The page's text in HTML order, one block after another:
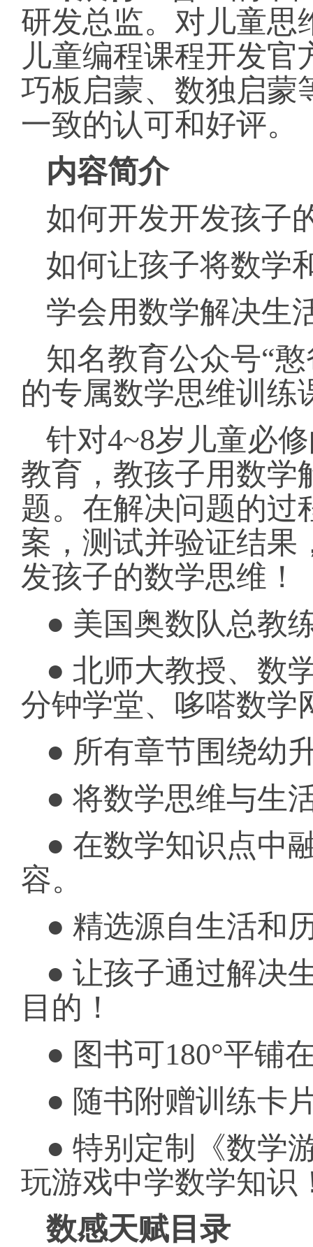
研发总监。对儿童思
儿童编程课程开发
巧板启蒙、数独启蒙
一致的认可和好评。
内容简介
如何开发开发孩子
如何让孩子将数学
学会用数学解决生
知名教育公众号“
的专属数学思维训练
针对4~8岁儿童必
教育，教孩子用数学
题。在解决问题的过
案，测试并验证结果
发孩子的数学思维！
● 美国奥数队总教
● 北师大教授、数
分钟学堂、哆嗒数学
● 所有章节围绕幼
● 将数学思维与生
● 在数学知识点中
容。
● 精选源自生活和
● 让孩子通过解决
目的！
● 图书可180°平铺
● 随书附赠训练卡
● 特别定制《数学
玩游戏中学数学知识
数感天赋目录